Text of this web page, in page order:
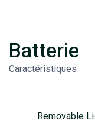
Batterie
Caractéristiques
Removable